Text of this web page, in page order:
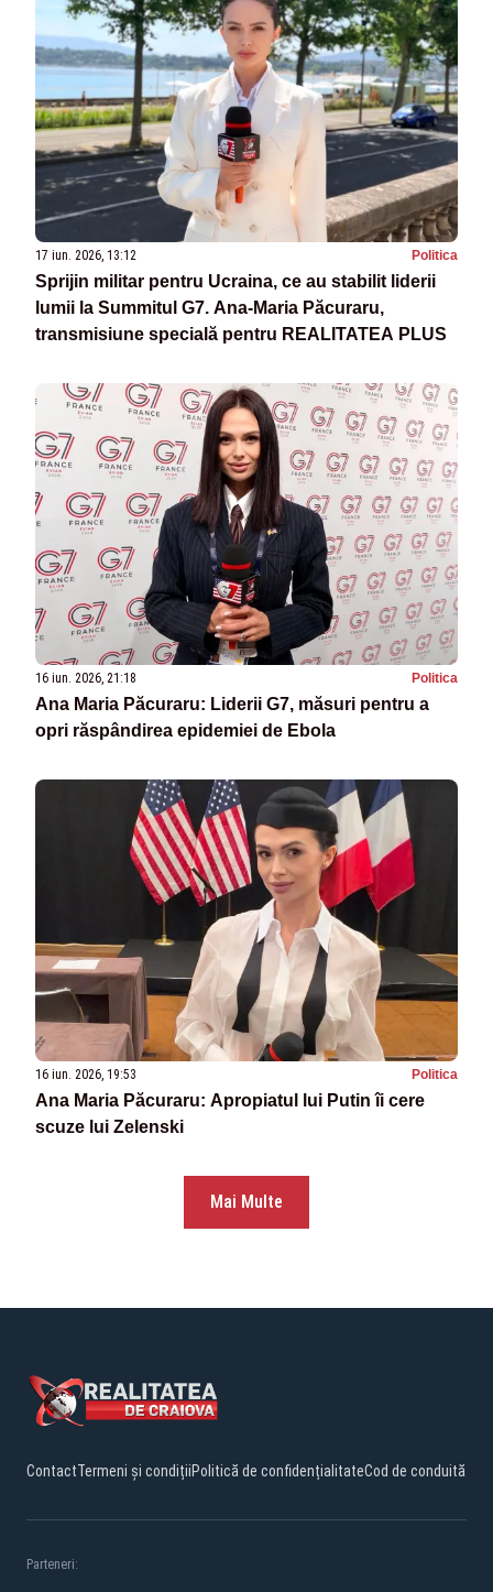
17 iun. 2026, 13:12 Politica
Sprijin militar pentru Ucraina, ce au stabilit liderii
lumii la Summitul G7. Ana-Maria Păcuraru,
transmisiune specială pentru REALITATEA PLUS
16 iun. 2026, 21:18 Politica
Ana Maria Păcuraru: Liderii G7, măsuri pentru a
opri răspândirea epidemiei de Ebola
16 iun. 2026, 19:53 Politica
Ana Maria Păcuraru: Apropiatul lui Putin îi cere
scuze lui Zelenski
Mai Multe
ContactTermeni și condițiiPolitică de confidențialitateCod de conduită
Parteneri: